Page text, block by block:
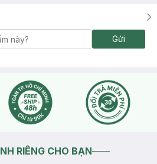
Gửi
RIÊNG CHO BẠN